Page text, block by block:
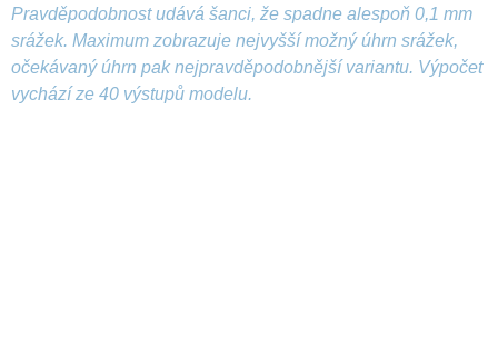
Pravděpodobnost udává šanci, že spadne alespoň 0,1 mm
srážek. Maximum zobrazuje nejvyšší možný úhrn srážek,
očekávaný úhrn pak nejpravděpodobnější variantu. Výpočet
vychází ze 40 výstupů modelu.